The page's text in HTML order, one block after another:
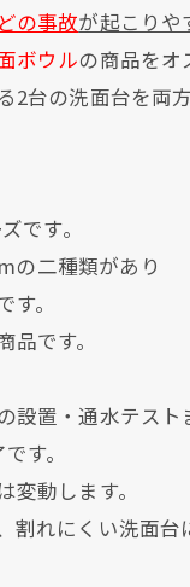
の事故が起こりや
ボウルの商品をオ
台の洗面台を両
です。
の二種類があり
。
です。
設置・通水テスト
す。
動します。
割れにくい洗面台